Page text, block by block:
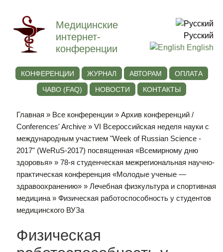
Медицинские
интернет-
конференции
Русский
English
КОНФЕРЕНЦИИ ЖУРНАЛ АВТОРАМ
ОПЛАТА
ЧАВО (FAQ)
НОВОСТИ КОНТАКТЫ
Главная » Все конференции »Архив конференций /
Conferences' Archive »VI Всероссийская неделя науки с
международным участием "Week of Russian Science -
2017" (WeRuS-2017) посвященная «Всемирному дню
здоровья» »78-я студенческая межрегиональная научно-
практическая конференция «Молодые ученые —
здравоохранению» »Лечебная физкультура и спортивная
медицина » Физическая работоспособность у студентов
медицинского ВУЗа
Физическая